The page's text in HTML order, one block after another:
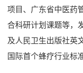
项目、广东省中医药
合科研计划课题等，
及人民卫生出版社英
国际首个蜂疗行业标